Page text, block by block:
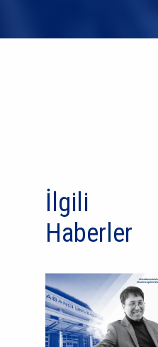
İlgili
Haberler